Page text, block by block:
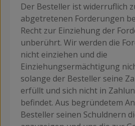
Der Besteller ist widerruflich
abgetretenen Forderungen
Recht zur Einziehung der
unberührt. Wir werden die
nicht einziehen und die
Einziehungsermächtigung
solange der Besteller seine
erfüllt und sich nicht in
befindet. Aus begründetem
Besteller seinen Schuldnern